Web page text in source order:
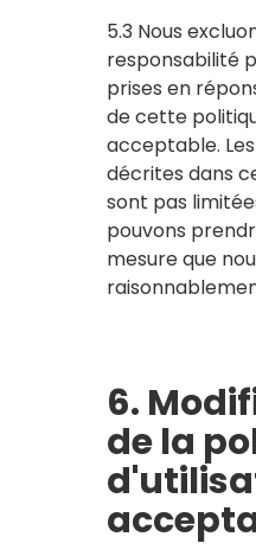
5.3 Nous
responsabilité
prises en
de cette
acceptable.
décrites dans
sont pas
pouvons
mesure que
6.
de la